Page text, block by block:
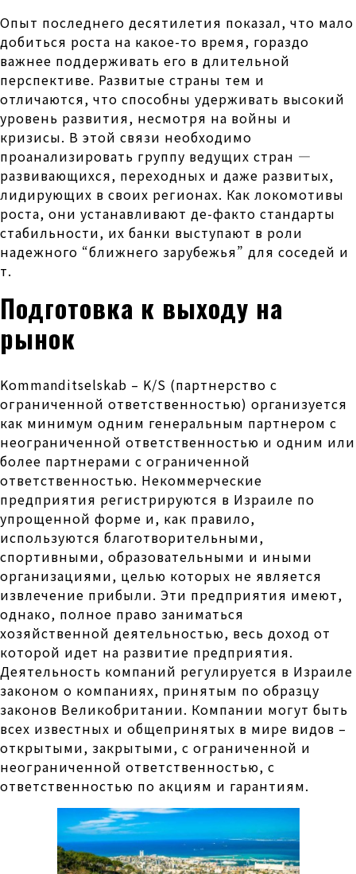
Опыт последнего десятилетия показал, что мало
добиться роста на какое-то время, гораздо
важнее поддерживать его в длительной
перспективе. Развитые страны тем и
отличаются, что способны удерживать высокий
уровень развития, несмотря на войны и
кризисы. В этой связи необходимо
проанализировать группу ведущих стран —
развивающихся, переходных и даже развитых,
лидирующих в своих регионах. Как локомотивы
роста, они устанавливают де-факто стандарты
стабильности, их банки выступают в роли
надежного “ближнего зарубежья” для соседей и
т.
Подготовка к выходу на
рынок
Kommanditselskab – K/S (партнерство с
ограниченной ответственностью) организуется
как минимум одним генеральным партнером с
неограниченной ответственностью и одним или
более партнерами с ограниченной
ответственностью. Некоммерческие
предприятия регистрируются в Израиле по
упрощенной форме и, как правило,
используются благотворительными,
спортивными, образовательными и иными
организациями, целью которых не является
извлечение прибыли. Эти предприятия имеют,
однако, полное право заниматься
хозяйственной деятельностью, весь доход от
которой идет на развитие предприятия.
Деятельность компаний регулируется в Израиле
законом о компаниях, принятым по образцу
законов Великобритании. Компании могут быть
всех известных и общепринятых в мире видов –
открытыми, закрытыми, с ограниченной и
неограниченной ответственностью, с
ответственностью по акциям и гарантиям.